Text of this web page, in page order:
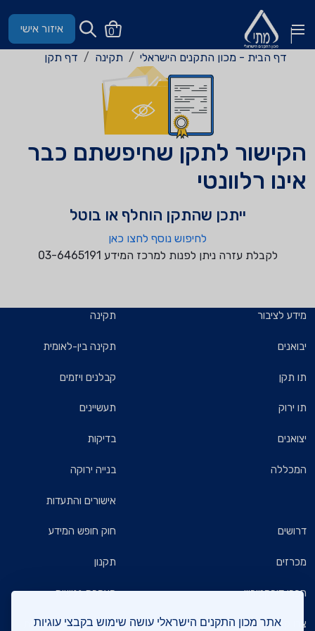
אתר מכון התקנים הישראלי עושה שימוש בקבצי עוגיות
0 איזור אישי
דף הבית - מכון התקנים הישראלי תקינה דף תקן
הקישור לתקן שחיפשתם כבר
אינו רלוונטי
ייתכן שהתקן הוחלף או בוטל
לחיפוש נוסף לחצו כאן
לקבלת עזרה ניתן לפנות למרכז המידע 03-6465191
מידע לציבור
יבואנים
תו תקן
תו ירוק
יצואנים
המכללה
תקינה
תקינה בין-לאומית
קבלנים ויזמים
תעשיינים
בדיקות
בנייה ירוקה
אישורים והתעדות
דרושים
מכרזים
חברי דירקטוריון
צרו קשר
חוק חופש המידע
תקנון
הצהרת נגישות
מדיניות הגנת הפרטיות